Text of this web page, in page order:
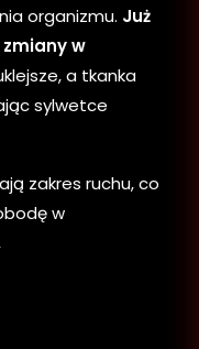
organizmu. Już
w
a tkanka
sylwetce
zakres ruchu, co
w